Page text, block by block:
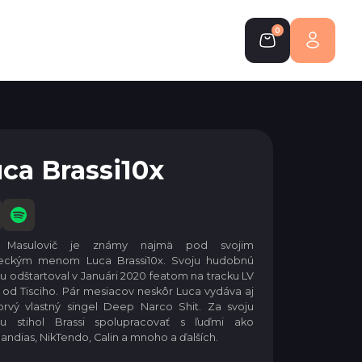
0
0
Brassi10x
Masulovič je známy najmä pod svojim
menom Luca Brassi10x. Svoju hudobnú
odštartoval v Januári 2020 featom na tracku LV
od Tisciho. Pár mesiacov neskôr Luca vydáva aj
vlastný singel Deep Narco Shit. Za svoju
stihol Brassi spolupracovať s ľuďmi ako
NikTendo, Calin a mnoho a ďalších.